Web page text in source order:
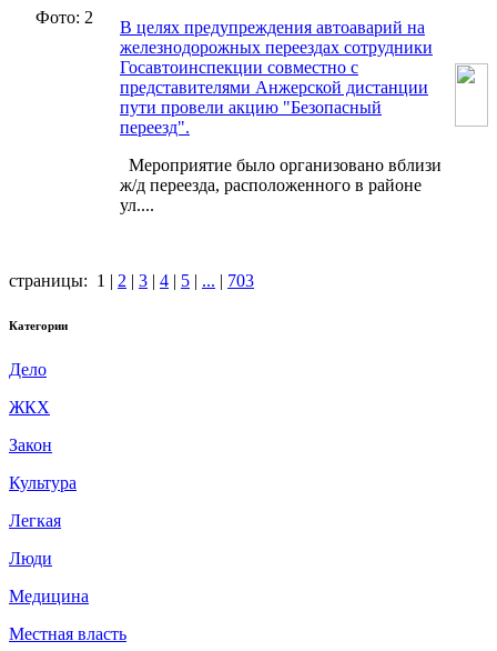
Фото: 2
В целях предупреждения автоаварий на
железнодорожных переездах сотрудники
Госавтоинспекции совместно с
представителями Анжерской дистанции
пути провели акцию "Безопасный
переезд".
Мероприятие было организовано вблизи
ж/д переезда, расположенного в районе
ул....
страницы: 1 | 2 | 3 | 4 | 5 | ... | 703
Категории
Дело
ЖКХ
Закон
Культура
Легкая
Люди
Медицина
Местная власть